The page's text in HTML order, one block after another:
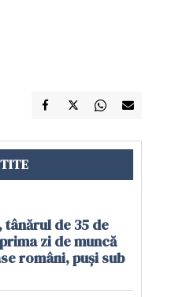
tânărul de 35 de
zi de muncă
români, puși sub